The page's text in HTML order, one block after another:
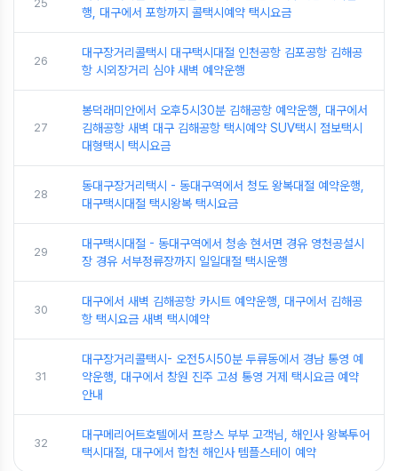
25
행, 대구에서 포항까지 콜택시예약 택시요금
26
대구장거리콜택시 대구택시대절 인천공항 김포공항 김해공
항 시외장거리 심야 새벽 예약운행
27
봉덕래미안에서 오후5시30분 김해공항 예약운행, 대구에서
김해공항 새벽 대구 김해공항 택시예약 SUV택시 점보택시
대형택시 택시요금
28
동대구장거리택시 - 동대구역에서 청도 왕복대절 예약운행,
대구택시대절 택시왕복 택시요금
29
대구택시대절 - 동대구역에서 청송 현서면 경유 영천공설시
장 경유 서부정류장까지 일일대절 택시운행
30
대구에서 새벽 김해공항 카시트 예약운행, 대구에서 김해공
항 택시요금 새벽 택시예약
31
대구장거리콜택시- 오전5시50분 두류동에서 경남 통영 예
약운행, 대구에서 창원 진주 고성 통영 거제 택시요금 예약
안내
32
대구메리어트호텔에서 프랑스 부부 고객님, 해인사 왕복투어
택시대절, 대구에서 합천 해인사 템플스테이 예약